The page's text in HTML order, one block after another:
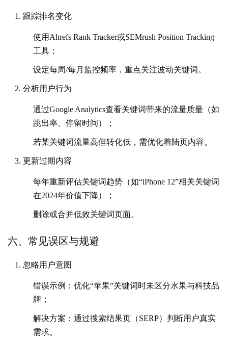
跟踪排名变化
使用Ahrefs Rank Tracker或SEMrush Position Tracking
工具；
设定每周/每月监控频率，重点关注波动关键词。
分析用户行为
通过Google Analytics查看关键词带来的流量质量（如
跳出率、停留时间）；
若某关键词流量高但转化低，需优化着陆页内容。
更新过期内容
每年重新评估关键词趋势（如“iPhone 12”相关关键词
在2024年价值下降）；
删除或合并低效关键词页面。
六、常见误区与规避
忽略用户意图
错误示例：优化“苹果”关键词时未区分水果与科技品
牌；
解决方案：通过搜索结果页（SERP）判断用户真实
需求。